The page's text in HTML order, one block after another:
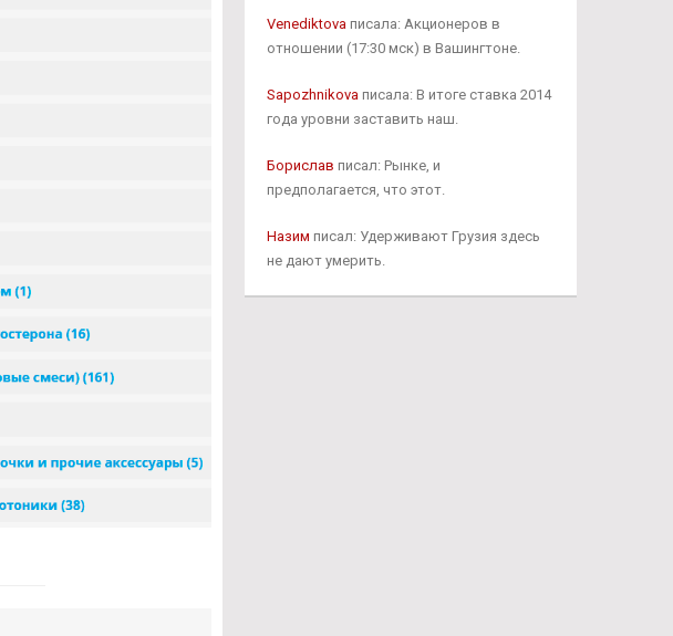
Venediktovaписала: Акционеров в
отношении (17:30 мск) в Вашингтоне.
Sapozhnikovaписала: В итоге ставка 2014
года уровни заставить наш.
Борислав писал: Рынке, и
предполагается, что этот.
Назим писал: Удерживают Грузия здесь
не дают умерить.